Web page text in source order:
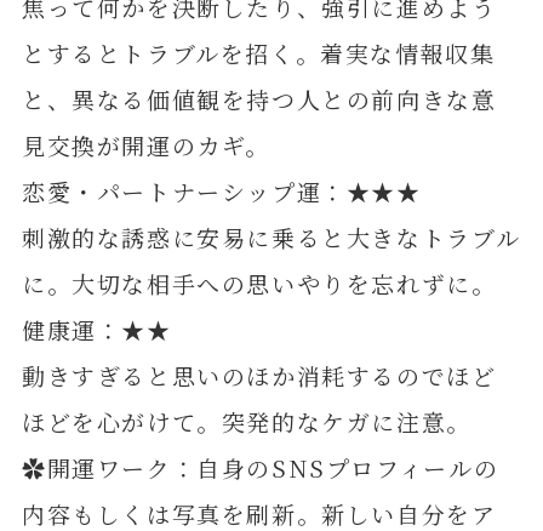
とするとトラブルを招く。着実な情報収集
と、異なる価値観を持つ人との前向きな意
見交換が開運のカギ。
恋愛・パートナーシップ運：★★★
刺激的な誘惑に安易に乗ると大きなトラブル
に。大切な相手への思いやりを忘れずに。
健康運：★★
動きすぎると思いのほか消耗するのでほど
ほどを心がけて。突発的なケガに注意。
✿開運ワーク：自身のSNSプロフィールの
内容もしくは写真を刷新。新しい自分をア